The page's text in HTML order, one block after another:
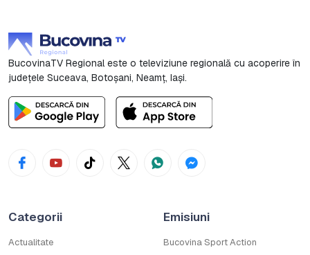
BucovinaTV Regional este o televiziune regională cu acoperire în
județele Suceava, Botoşani, Neamț, Iași.
Categorii
Actualitate
Emisiuni
Bucovina Sport Action